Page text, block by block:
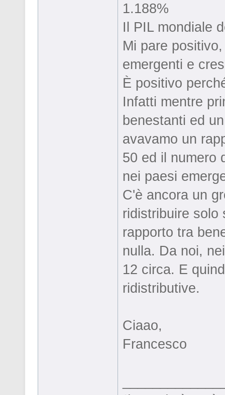
1.188%
Il PIL mondiale
Mi pare
emergenti e
È positivo
Infatti mentre
benestanti ed
avavamo un
50 ed il numero
nei paesi
C'è ancora un
ridistribuire solo
rapporto tra
nulla. Da noi,
12 circa. E
ridistributive.
Ciaao,
Francesco